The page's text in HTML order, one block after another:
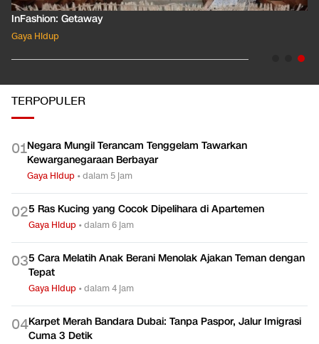
InFashion: Getaway
Gaya Hidup
TERPOPULER
01Negara Mungil Terancam Tenggelam Tawarkan
Kewarganegaraan Berbayar
Gaya Hidup •dalam 5 jam
025 Ras Kucing yang Cocok Dipelihara di Apartemen
Gaya Hidup •dalam 6 jam
035 Cara Melatih Anak Berani Menolak Ajakan Teman dengan
Tepat
Gaya Hidup •dalam 4 jam
04Karpet Merah Bandara Dubai: Tanpa Paspor, Jalur Imigrasi
Cuma 3 Detik